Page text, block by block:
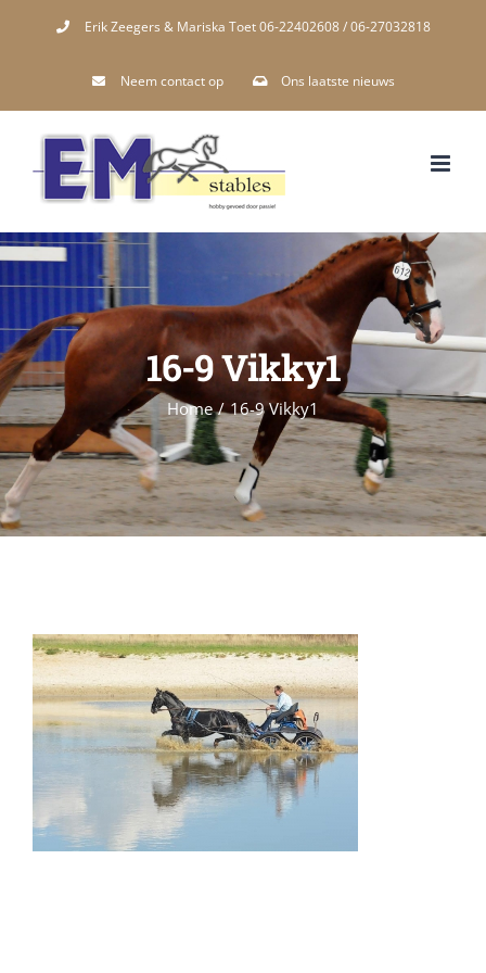
Erik Zeegers & Mariska Toet 06-22402608 / 06-27032818
Neem contact op Ons laatste nieuws
16-9 Vikky1
Home / 16-9 Vikky1